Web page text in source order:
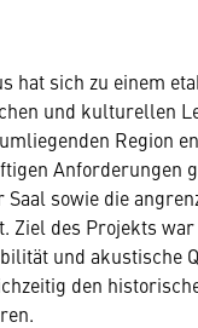
hat sich zu einem
und kulturellen
Region
Anforderungen
sowie die
Ziel des Projekts war
und akustische
den